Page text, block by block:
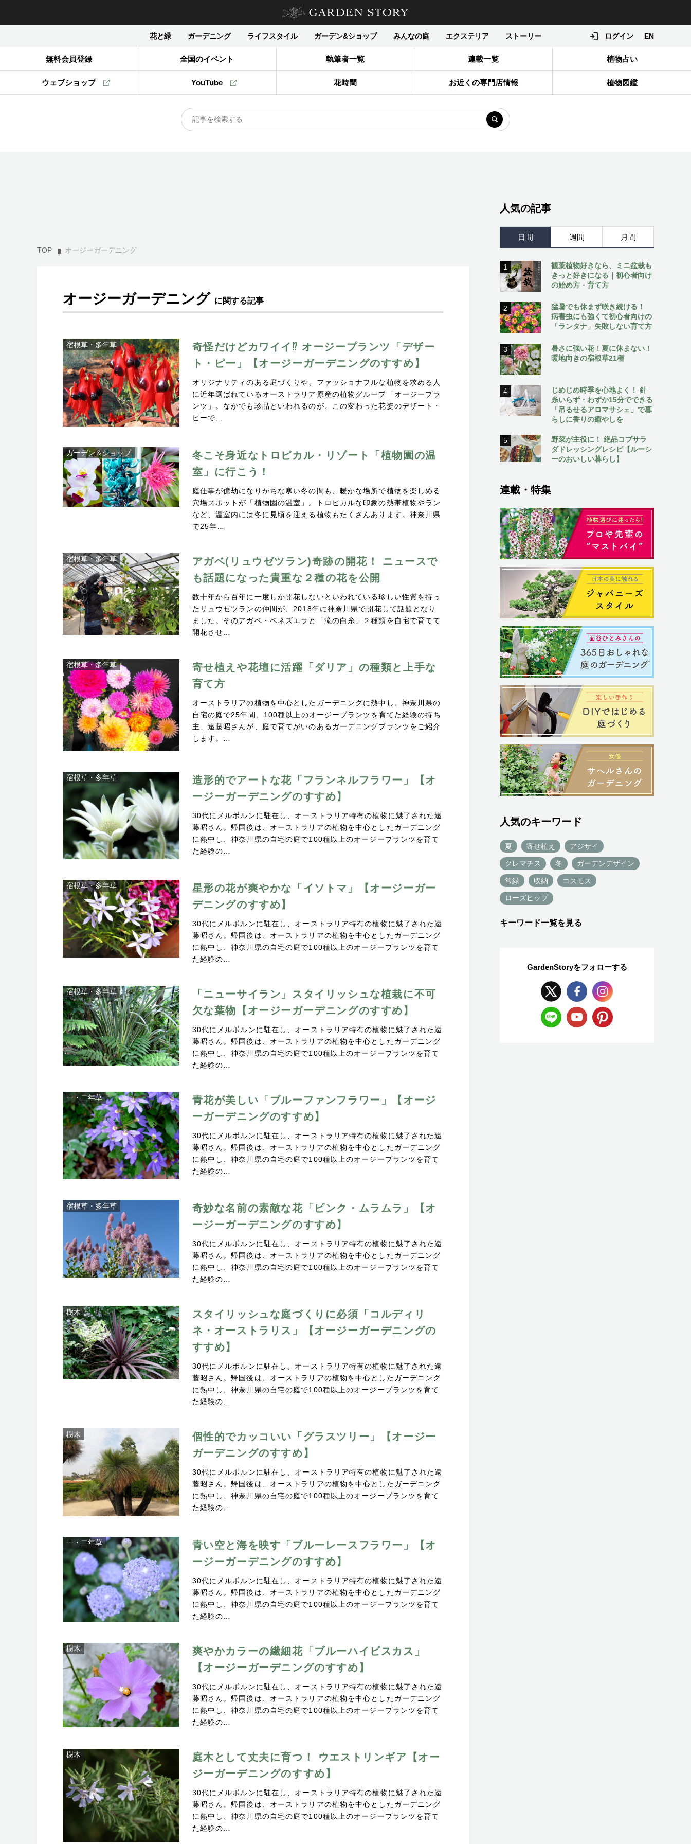
花と緑 ガーデニング ライフスタイル ガーデン&ショップ みんなの庭 エクステリア ストーリー ログイン EN
無料会員登録 全国のイベント 執筆者一覧 連載一覧 植物占い
ウェブショップ YouTube 花時間 お近くの専門店情報 植物図鑑
TOP オージーガーデニング
オージーガーデニング に関する記事
宿根草・多年草
奇怪だけどカワイイ⁉︎ オージープランツ「デザー
ト・ピー」【オージーガーデニングのすすめ】
オリジナリティのある庭づくりや、ファッショナブルな植物を求める人
に近年選ばれているオーストラリア原産の植物グループ「オージープラ
ンツ」。なかでも珍品といわれるのが、この変わった花姿のデザート・
ピーで…
ガーデン＆ショップ
冬こそ身近なトロピカル・リゾート「植物園の温
室」に行こう！
庭仕事が億劫になりがちな寒い冬の間も、暖かな場所で植物を楽しめる
穴場スポットが「植物園の温室」。トロピカルな印象の熱帯植物やラン
など、温室内には冬に見頃を迎える植物もたくさんあります。神奈川県
で25年…
宿根草・多年草
アガベ(リュウゼツラン)奇跡の開花！ ニュースで
も話題になった貴重な２種の花を公開
数十年から百年に一度しか開花しないといわれている珍しい性質を持っ
たリュウゼツランの仲間が、2018年に神奈川県で開花して話題となり
ました。そのアガベ・ベネズエラと「滝の白糸」２種類を自宅で育てて
開花させ…
宿根草・多年草
寄せ植えや花壇に活躍「ダリア」の種類と上手な
育て方
オーストラリアの植物を中心としたガーデニングに熱中し、神奈川県の
自宅の庭で25年間、100種以上のオージープランツを育てた経験の持ち
主、遠藤昭さんが、庭で育てがいのあるガーデニングプランツをご紹介
します。…
宿根草・多年草
造形的でアートな花「フランネルフラワー」【オ
ージーガーデニングのすすめ】
30代にメルボルンに駐在し、オーストラリア特有の植物に魅了された遠
藤昭さん。帰国後は、オーストラリアの植物を中心としたガーデニング
に熱中し、神奈川県の自宅の庭で100種以上のオージープランツを育て
た経験の…
宿根草・多年草
星形の花が爽やかな「イソトマ」【オージーガー
デニングのすすめ】
30代にメルボルンに駐在し、オーストラリア特有の植物に魅了された遠
藤昭さん。帰国後は、オーストラリアの植物を中心としたガーデニング
に熱中し、神奈川県の自宅の庭で100種以上のオージープランツを育て
た経験の…
宿根草・多年草
「ニューサイラン」スタイリッシュな植栽に不可
欠な葉物【オージーガーデニングのすすめ】
30代にメルボルンに駐在し、オーストラリア特有の植物に魅了された遠
藤昭さん。帰国後は、オーストラリアの植物を中心としたガーデニング
に熱中し、神奈川県の自宅の庭で100種以上のオージープランツを育て
た経験の…
一・二年草
青花が美しい「ブルーファンフラワー」【オージ
ーガーデニングのすすめ】
30代にメルボルンに駐在し、オーストラリア特有の植物に魅了された遠
藤昭さん。帰国後は、オーストラリアの植物を中心としたガーデニング
に熱中し、神奈川県の自宅の庭で100種以上のオージープランツを育て
た経験の…
宿根草・多年草
奇妙な名前の素敵な花「ピンク・ムラムラ」【オ
ージーガーデニングのすすめ】
30代にメルボルンに駐在し、オーストラリア特有の植物に魅了された遠
藤昭さん。帰国後は、オーストラリアの植物を中心としたガーデニング
に熱中し、神奈川県の自宅の庭で100種以上のオージープランツを育て
た経験の…
樹木
スタイリッシュな庭づくりに必須「コルディリ
ネ・オーストラリス」【オージーガーデニングの
すすめ】
30代にメルボルンに駐在し、オーストラリア特有の植物に魅了された遠
藤昭さん。帰国後は、オーストラリアの植物を中心としたガーデニング
に熱中し、神奈川県の自宅の庭で100種以上のオージープランツを育て
た経験の…
樹木
個性的でカッコいい「グラスツリー」【オージー
ガーデニングのすすめ】
30代にメルボルンに駐在し、オーストラリア特有の植物に魅了された遠
藤昭さん。帰国後は、オーストラリアの植物を中心としたガーデニング
に熱中し、神奈川県の自宅の庭で100種以上のオージープランツを育て
た経験の…
一・二年草
青い空と海を映す「ブルーレースフラワー」【オ
ージーガーデニングのすすめ】
30代にメルボルンに駐在し、オーストラリア特有の植物に魅了された遠
藤昭さん。帰国後は、オーストラリアの植物を中心としたガーデニング
に熱中し、神奈川県の自宅の庭で100種以上のオージープランツを育て
た経験の…
樹木
爽やかカラーの繊細花「ブルーハイビスカス」
【オージーガーデニングのすすめ】
30代にメルボルンに駐在し、オーストラリア特有の植物に魅了された遠
藤昭さん。帰国後は、オーストラリアの植物を中心としたガーデニング
に熱中し、神奈川県の自宅の庭で100種以上のオージープランツを育て
た経験の…
樹木
庭木として丈夫に育つ！ ウエストリンギア【オー
ジーガーデニングのすすめ】
30代にメルボルンに駐在し、オーストラリア特有の植物に魅了された遠
藤昭さん。帰国後は、オーストラリアの植物を中心としたガーデニング
に熱中し、神奈川県の自宅の庭で100種以上のオージープランツを育て
た経験の…
人気の記事
日間 週間 月間
1
観葉植物好きなら、ミニ盆栽も
きっと好きになる｜初心者向け
の始め方・育て方
2
猛暑でも休まず咲き続ける！
病害虫にも強くて初心者向けの
「ランタナ」失敗しない育て方
3
暑さに強い花！夏に休まない！
暖地向きの宿根草21種
4
じめじめ時季を心地よく！ 針
糸いらず・わずか15分でできる
「吊るせるアロマサシェ」で暮
らしに香りの癒やしを
5
野菜が主役に！ 絶品コブサラ
ダドレッシングレシピ【ルーシ
ーのおいしい暮らし】
連載・特集
人気のキーワード
夏 寄せ植え アジサイ
クレマチス 冬 ガーデンデザイン
常緑 収納 コスモス
ローズヒップ
キーワード一覧を見る
GardenStoryをフォローする